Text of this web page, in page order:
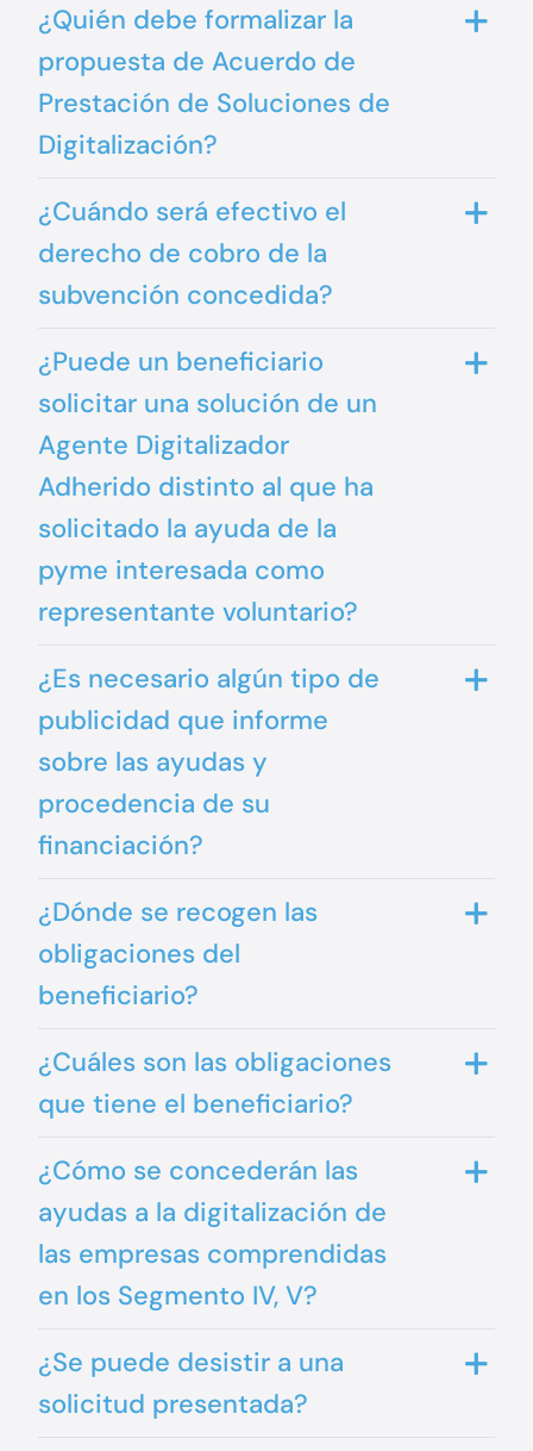
¿Quién debe formalizar la
propuesta de Acuerdo de
Prestación de Soluciones de
Digitalización?
¿Cuándo será efectivo el
derecho de cobro de la
subvención concedida?
¿Puede un beneficiario
solicitar una solución de un
Agente Digitalizador
Adherido distinto al que ha
solicitado la ayuda de la
pyme interesada como
representante voluntario?
¿Es necesario algún tipo de
publicidad que informe
sobre las ayudas y
procedencia de su
financiación?
¿Dónde se recogen las
obligaciones del
beneficiario?
¿Cuáles son las obligaciones
que tiene el beneficiario?
¿Cómo se concederán las
ayudas a la digitalización de
las empresas comprendidas
en los Segmento IV, V?
¿Se puede desistir a una
solicitud presentada?